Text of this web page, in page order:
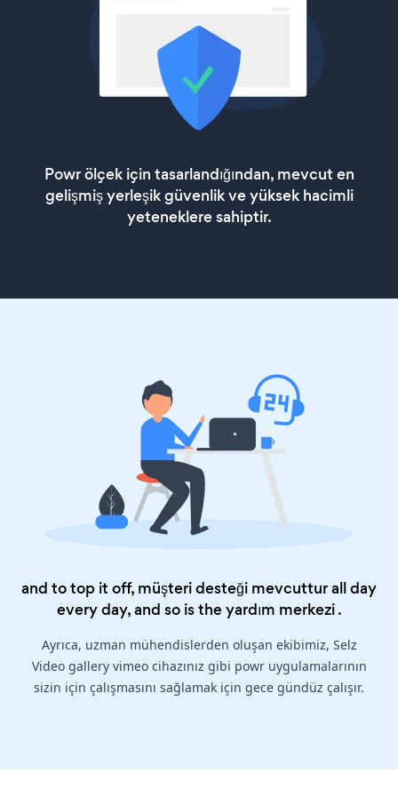
Powr ölçek için tasarlandığından, mevcut en
gelişmiş yerleşik güvenlik ve yüksek hacimli
yeteneklere sahiptir.
and to top it off, müşteri desteği mevcuttur all day
every day, and so is theyardım merkezi.
Ayrıca, uzman mühendislerden oluşan ekibimiz, Selz
Video gallery vimeo cihazınız gibi powr uygulamalarının
sizin için çalışmasını sağlamak için gece gündüz çalışır.